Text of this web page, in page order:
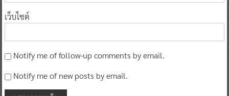
เว็บไซต์
Notify me of follow-up comments by email.
Notify me of new posts by email.